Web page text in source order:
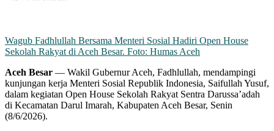
Wagub Fadhlullah Bersama Menteri Sosial Hadiri Open House
Sekolah Rakyat di Aceh Besar. Foto: Humas Aceh
Aceh Besar — Wakil Gubernur Aceh, Fadhlullah, mendampingi
kunjungan kerja Menteri Sosial Republik Indonesia, Saifullah Yusuf,
dalam kegiatan Open House Sekolah Rakyat Sentra Darussa’adah
di Kecamatan Darul Imarah, Kabupaten Aceh Besar, Senin
(8/6/2026).